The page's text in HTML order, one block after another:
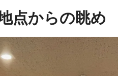
点からの眺め